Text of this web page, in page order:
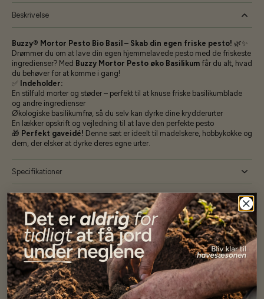
Beskrivelse
Buzzy® Mortor Pesto Bio Basil – Skab din egen friske pesto! 🌿✨
Drømmer du om at lave din egen hjemmelavede pesto med de friskeste
ingredienser? Med Buzzy Mortor Pesto øko Basilikum får du alt, hvad
du behøver for at komme i gang!
✅ Indeholder:
En stilfuld morter og støder – perfekt til at knuse friske basilikumblade
og andre ingredienser
Økologiske basilikumfrø, så du selv kan dyrke dine krydderurter
En lækker opskrift og vejledning til at lave den perfekte pesto
🎁 Perfekt gaveidé! Denne sæt er ideelt til madelskere, hobbykokke og
dem, der elsker at dyrke deres egne urter.
Specifikationer
Se mere af Alle produkter
Vores kundersiger...